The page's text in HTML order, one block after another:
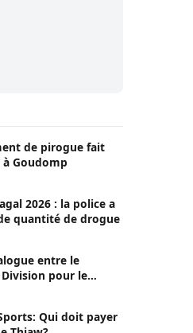
de pirogue fait
ce jeudi à Goudomp
2026 : la police a
quantité de drogue
entre le
pour le
Qui doit payer